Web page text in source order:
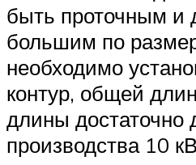
быть проточным и
большим по
необходимо
контур, общей
длины достаточно
производства 10